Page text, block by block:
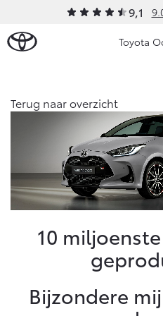
9,1
Toyota
Ons bedrijf
Contact en Route
Vacatures
Klantbeoordelingen
Aygo X
HYBRIDE
Vanaf € 23.750,-
Occasions
Nieuws & Acties
Diensten
Terug naar overzicht
10
Bijzondere